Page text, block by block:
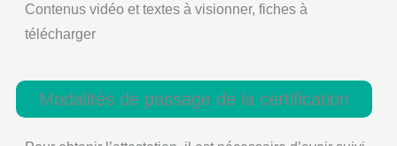
Contenus vidéo et textes à visionner, fiches à
télécharger
Modalités de passage de la certification